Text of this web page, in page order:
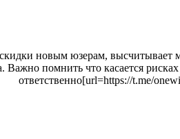
новым юзерам, высчитывает
помнить что касается рисках
ответственно[url=https://t.me/